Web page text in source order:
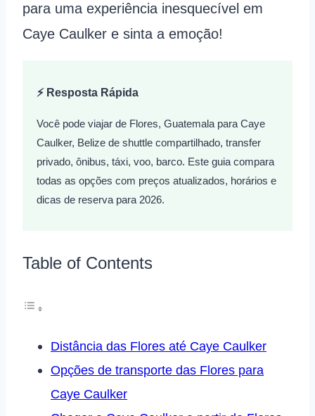
para uma experiência inesquecível em
Caye Caulker e sinta a emoção!
⚡ Resposta Rápida
Você pode viajar de Flores, Guatemala para Caye
Caulker, Belize de shuttle compartilhado, transfer
privado, ônibus, táxi, voo, barco. Este guia compara
todas as opções com preços atualizados, horários e
dicas de reserva para 2026.
Table of Contents
Distância das Flores até Caye Caulker
Opções de transporte das Flores para
Caye Caulker